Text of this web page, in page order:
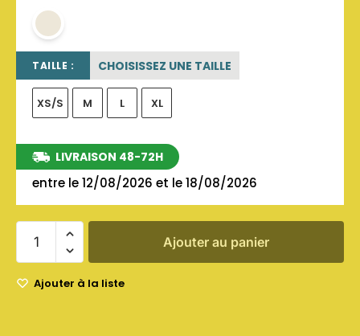
TAILLE : CHOISISSEZ UNE TAILLE
XS/S M L XL
LIVRAISON 48-72H
entre le 12/08/2026 et le 18/08/2026
Ajouter au panier
Ajouter à la liste